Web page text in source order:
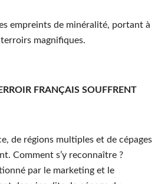
empreints de minéralité, portant à
magnifiques.
FRANÇAIS SOUFFRENT
de régions multiples et de cépages
Comment s’y reconnaître ?
par le marketing et le